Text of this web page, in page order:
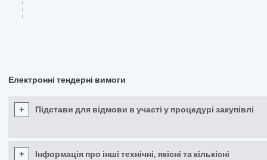
Електронні тендерні вимоги
+ Підстави для відмови в участі у процедурі закупівлі
+
Інформація про інші технічні, якісні та кількісні